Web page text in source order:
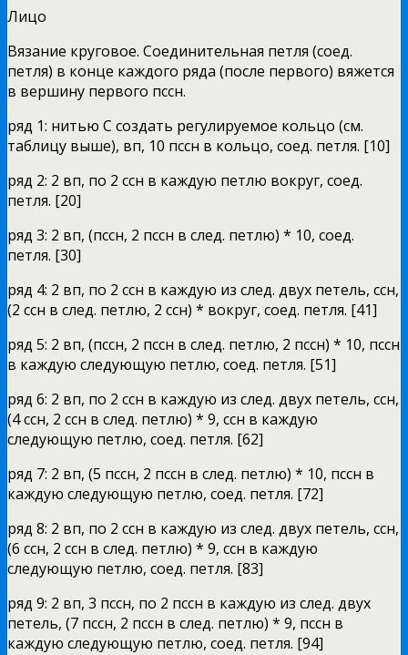
Лицо
Вязание круговое. Соединительная петля (соед.
петля) в конце каждого ряда (после первого) вяжется
в вершину первого пссн.
ряд 1: нитью С создать регулируемое кольцо (см.
таблицу выше), вп, 10 пссн в кольцо, соед. петля. [10]
ряд 2: 2 вп, по 2 ссн в каждую петлю вокруг, соед.
петля. [20]
ряд 3: 2 вп, (пссн, 2 пссн в след. петлю) * 10, соед.
петля. [30]
ряд 4: 2 вп, по 2 ссн в каждую из след. двух петель, ссн,
(2 ссн в след. петлю, 2 ссн) * вокруг, соед. петля. [41]
ряд 5: 2 вп, (пссн, 2 пссн в след. петлю, 2 пссн) * 10, пссн
в каждую следующую петлю, соед. петля. [51]
ряд 6: 2 вп, по 2 ссн в каждую из след. двух петель, ссн,
(4 ссн, 2 ссн в след. петлю) * 9, ссн в каждую
следующую петлю, соед. петля. [62]
ряд 7: 2 вп, (5 пссн, 2 пссн в след. петлю) * 10, пссн в
каждую следующую петлю, соед. петля. [72]
ряд 8: 2 вп, по 2 ссн в каждую из след. двух петель, ссн,
(6 ссн, 2 ссн в след. петлю) * 9, ссн в каждую
следующую петлю, соед. петля. [83]
ряд 9: 2 вп, 3 пссн, по 2 пссн в каждую из след. двух
петель, (7 пссн, 2 пссн в след. петлю) * 9, пссн в
каждую следующую петлю, соед. петля. [94]